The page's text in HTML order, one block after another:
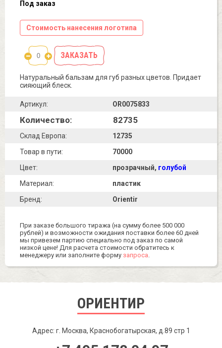
Под заказ
Стоимость нанесения логотипа
ЗАКАЗАТЬ
Натуральный бальзам для губ разных цветов. Придает
сияющий блеск.
Артикул: OR0075833
Количество: 82735
Склад Европа:
12735
Товар в пути:
70000
Цвет:
прозрачный, голубой
Материал:
пластик
Бренд:
Orientir
При заказе большого тиража (на сумму более 500 000
рублей) и возможности ожидания поставки более 60 дней
мы привезем партию специально под заказ по самой
низкой цене! Для расчета стоимости обратитесь к
менеджеру или заполните форму запроса.
ОРИЕНТИР
Адрес: г. Москва, Краснобогатырская, д.89 стр 1